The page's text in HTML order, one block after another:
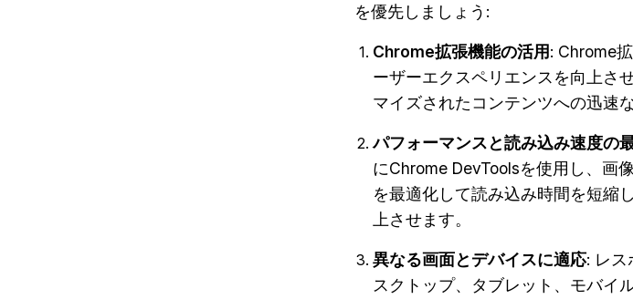
を優先しましょう:
Chrome拡張機能の活用: Chrome
ーザーエクスペリエンスを向上さ
マイズされたコンテンツへの迅速
パフォーマンスと読み込み速度の
にChrome DevToolsを使用し、画
を最適化して読み込み時間を短縮
上させます。
異なる画面とデバイスに適応: レス
スクトップ、タブレット、モバイ